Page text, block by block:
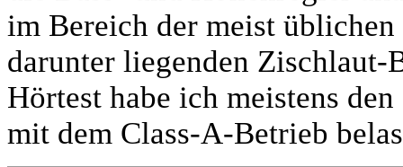
im Bereich der meist
darunter liegenden Zischlaut-
Hörtest habe ich meistens
mit dem Class-A-Betrieb